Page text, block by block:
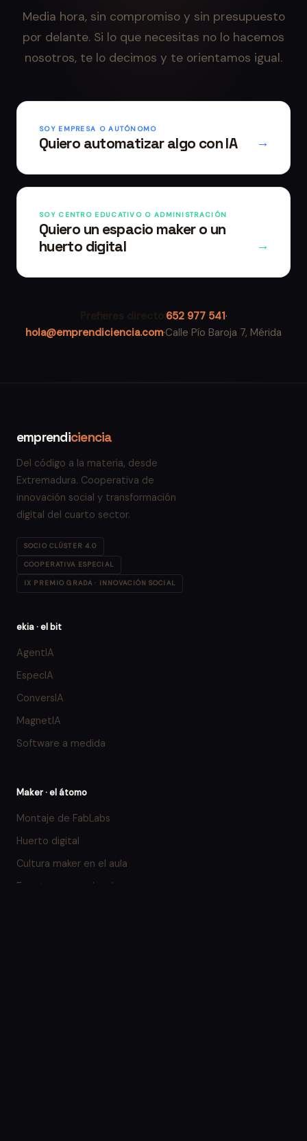
Media hora, sin compromiso y sin presupuesto
por delante. Si lo que necesitas no lo hacemos
nosotros, te lo decimos y te orientamos igual.
SOY EMPRESA O AUTÓNOMO
Quiero automatizar algo con IA →
SOY CENTRO EDUCATIVO O ADMINISTRACIÓN
Quiero un espacio maker o un
huerto digital
→
652 977 541·
hola@emprendiciencia.com·Calle Pío Baroja 7, Mérida
emprendiciencia
Del código a la materia, desde
Extremadura. Cooperativa de
innovación social y transformación
digital del cuarto sector.
SOCIO CLÚSTER 4.0
COOPERATIVA ESPECIAL
IX PREMIO GRADA · INNOVACIÓN SOCIAL
ekia · el bit
AgentIA
EspecIA
ConversIA
MagnetIA
Software a medida
Maker · el átomo
Montaje de FabLabs
Huerto digital
Cultura maker en el aula
Eventos y experiencias